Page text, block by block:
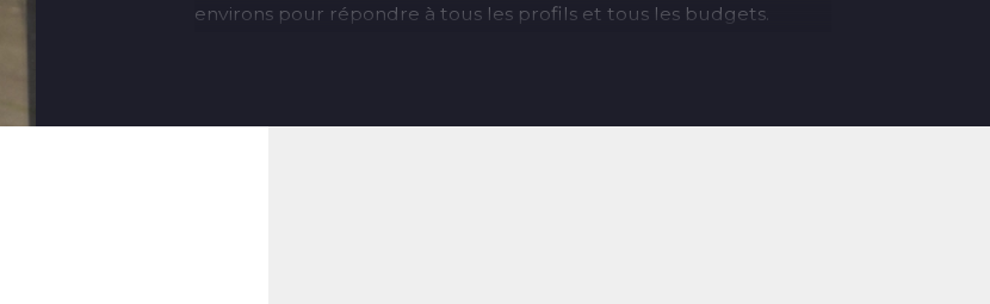
environs pour répondre à tous les profils et tous les budgets.
suivi administratif.